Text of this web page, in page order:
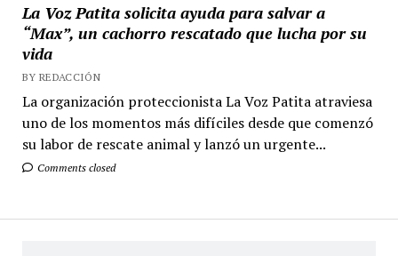
La Voz Patita solicita ayuda para salvar a
“Max”, un cachorro rescatado que lucha por su
vida
BY REDACCIÓN
La organización proteccionista La Voz Patita atraviesa
uno de los momentos más difíciles desde que comenzó
su labor de rescate animal y lanzó un urgente...
Comments closed